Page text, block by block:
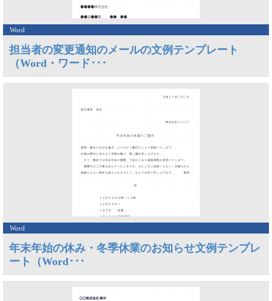
Word
担当者の変更通知のメールの文例テンプレート
（Word・ワード･･･
Word
年末年始の休み・冬季休業のお知らせ文例テンプレ
ート（Word･･･